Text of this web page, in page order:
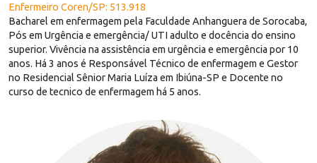
Enfermeiro Coren/SP: 513.918
Bacharel em enfermagem pela Faculdade Anhanguera de Sorocaba,
Pós em Urgência e emergência/ UTI adulto e docência do ensino
superior. Vivência na assistência em urgência e emergência por 10
anos. Há 3 anos é Responsável Técnico de enfermagem e Gestor
no Residencial Sênior Maria Luíza em Ibiúna-SP e Docente no
curso de tecnico de enfermagem há 5 anos.